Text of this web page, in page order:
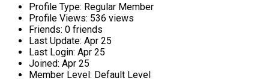
Profile Type: Regular Member
Profile Views: 536 views
Friends: 0 friends
Last Update: Apr 25
Last Login: Apr 25
Joined: Apr 25
Member Level: Default Level